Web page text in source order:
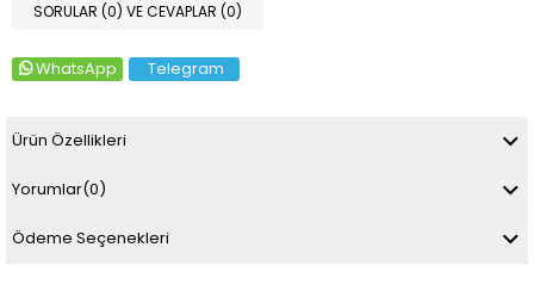
SORULAR (0) VE CEVAPLAR (0)
WhatsApp Telegram
Ürün Özellikleri
Yorumlar(0)
Ödeme Seçenekleri